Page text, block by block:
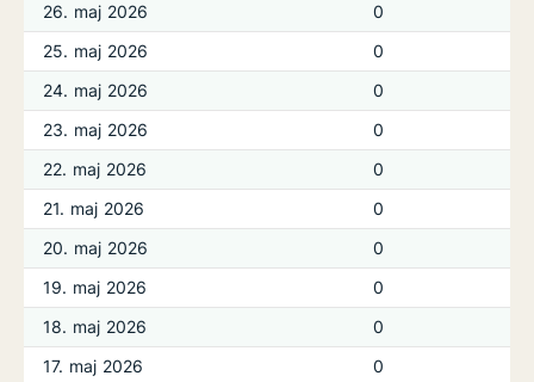
26. maj 2026
0
25. maj 2026
0
24. maj 2026
0
23. maj 2026
0
22. maj 2026
0
21. maj 2026
0
20. maj 2026
0
19. maj 2026
0
18. maj 2026
0
17. maj 2026
0